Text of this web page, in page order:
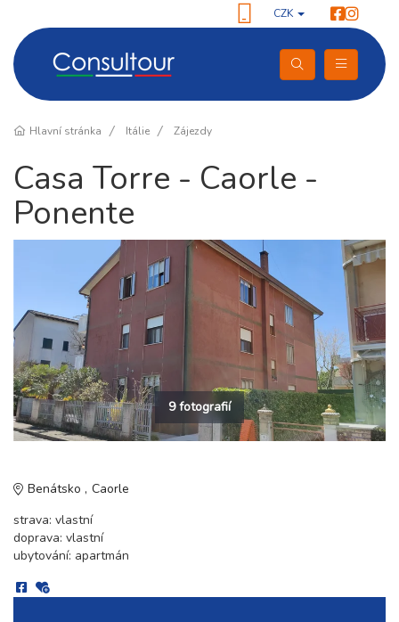
CZK
Hlavní stránka Itálie Zájezdy
Casa Torre - Caorle -
Ponente
9 fotografií
Benátsko
Caorle
strava: vlastní
doprava: vlastní
ubytování: apartmán